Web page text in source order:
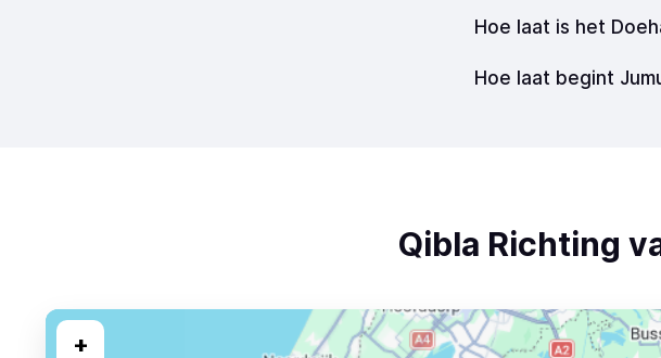
Hoe laat is het
Hoe laat begint
Qibla Richting
+